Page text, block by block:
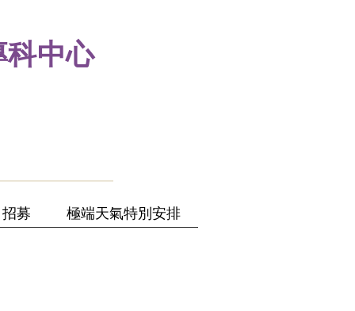
中心
招募 極端天氣特別安排